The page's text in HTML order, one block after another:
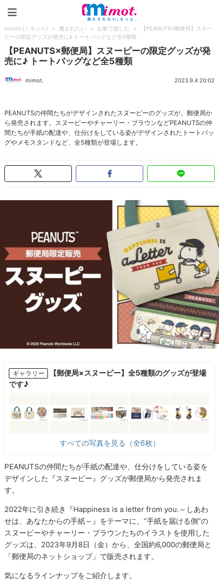
mimot.(ミモット) > 癒されたい > お家で楽しむ >
【PEANUTS×郵便局】スヌー
ピーの限定グッズが発売に♪ トートバッグなど全5種類
【PEANUTS×郵便局】スヌーピーの限定グッズが発
売に♪ トートバッグなど全5種類
mimot. 2023.9.4 20:02
PEANUTSの仲間たちがデザインされたスヌーピーのグッズが、郵便局か
ら発売されます。スヌーピーやチャーリー・ブラウンなどPEANUTSの仲
間たちが手紙の配達や、仕分けをしている姿がデザインされたトートバッ
グやメモスタンドなど、全5種類が登場します。
ギャラリー
【郵便局×スヌーピー】全5種類のグッズが登場
です♪
すべての写真を見る（全6枚）
PEANUTSの仲間たちが手紙の配達や、仕分けをしている姿を
デザインした『スヌーピー』グッズが郵便局から発売されま
す。
2022年に引き続き『Happiness is a letter from you.～しあわ
せは、あなたからの手紙～』をテーマに、“手紙を届ける側”の
スヌーピーやチャーリー・ブラウンたちのイラストを使用した
グッズは、2023年9月8日（金）から、全国約6,000の郵便局と
「郵便局のネットショップ」で販売されます。
気になるラインナップをご紹介します。